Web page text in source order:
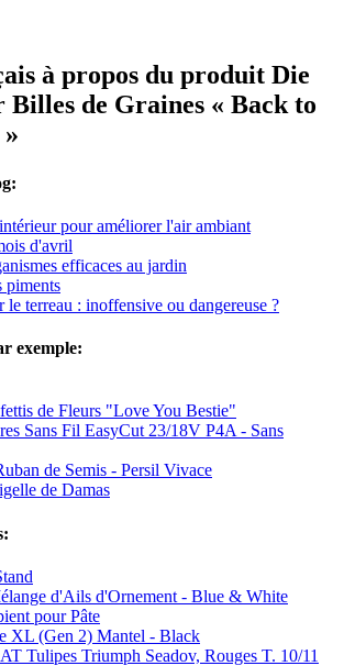
à propos du produit Die
Billes de Graines « Back to
pour améliorer l'air ambiant
d'avril
efficaces au jardin
piments
le terreau : inoffensive ou dangereuse ?
exemple:
de Fleurs "Love You Bestie"
Sans Fil EasyCut 23/18V P4A - Sans
de Semis - Persil Vivace
de Damas
d'Ails d'Ornement - Blue & White
pour Pâte
XL (Gen 2) Mantel - Black
Tulipes Triumph Seadov, Rouges T. 10/11